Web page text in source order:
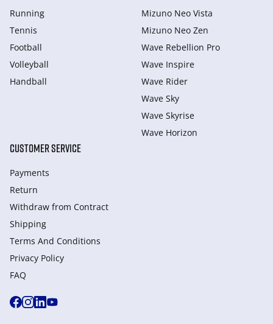
Running
Tennis
Football
Volleyball
Handball
Mizuno Neo Vista
Mizuno Neo Zen
Wave Rebellion Pro
Wave Inspire
Wave Rider
Wave Sky
Wave Skyrise
Wave Horizon
CUSTOMER SERVICE
Payments
Return
Withdraw from Сontract
Shipping
Terms And Conditions
Privacy Policy
FAQ